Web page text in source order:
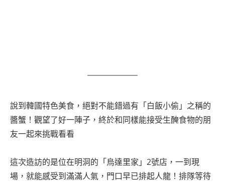
說到韓國特色美食，絕對不能錯過有「白飯小偷」之稱的
醬蟹！觀望了好一陣子，終於和同樣能接受生醃食物的朋
友一起來挑戰看看
這次造訪的是位在明洞的「烏達里家」2號店，一到現
場，就能感受到滿滿人氣，門口早已排起人龍！排隊等待